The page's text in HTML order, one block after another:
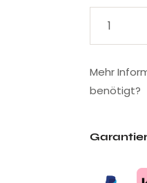
Mehr
benötigt?